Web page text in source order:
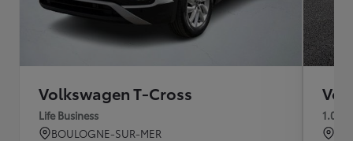
Volkswagen T-Cross
Life Business
BOULOGNE-SUR-MER
1.0